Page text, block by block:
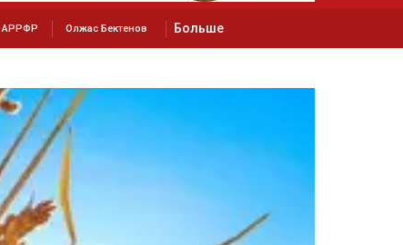
АРРФР Олжас Бектенов Больше